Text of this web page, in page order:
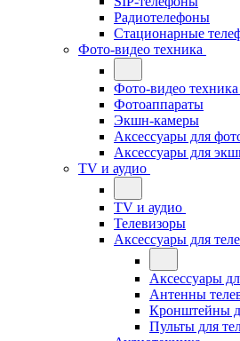
Радиотелефоны
Стационарные
Фото-видео техника
Фото-видео техника
Фотоаппараты
Экшн-камеры
Аксессуары для
Аксессуары для
TV и аудио
TV и аудио
Телевизоры
Аксессуары для
Аксессуары
Антенны
Кронштейны
Пульты для